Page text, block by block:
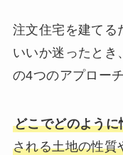
注文住宅を建てる
いいか迷ったとき
の4つのアプロー
どこでどのよう
される土地の性質